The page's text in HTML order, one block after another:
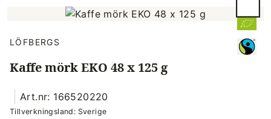
LÖFBERGS
Kaffe mörk EKO 48 x 125 g
Art.nr: 166520220
Tillverkningsland: Sverige